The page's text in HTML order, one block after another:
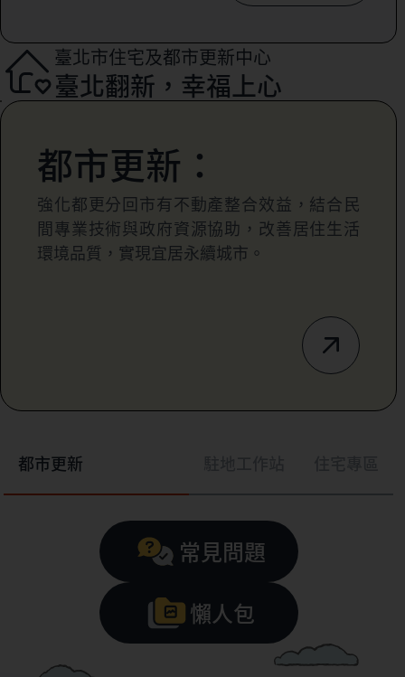
臺北市住宅及都市更新中心
臺北翻新，幸福上心
都市更新
都市更新：
強化都更分回市有不動產整合效益，結合民
間專業技術與政府資源協助，改善居住生活
環境品質，實現宜居永續城市。
常見問題
懶人包